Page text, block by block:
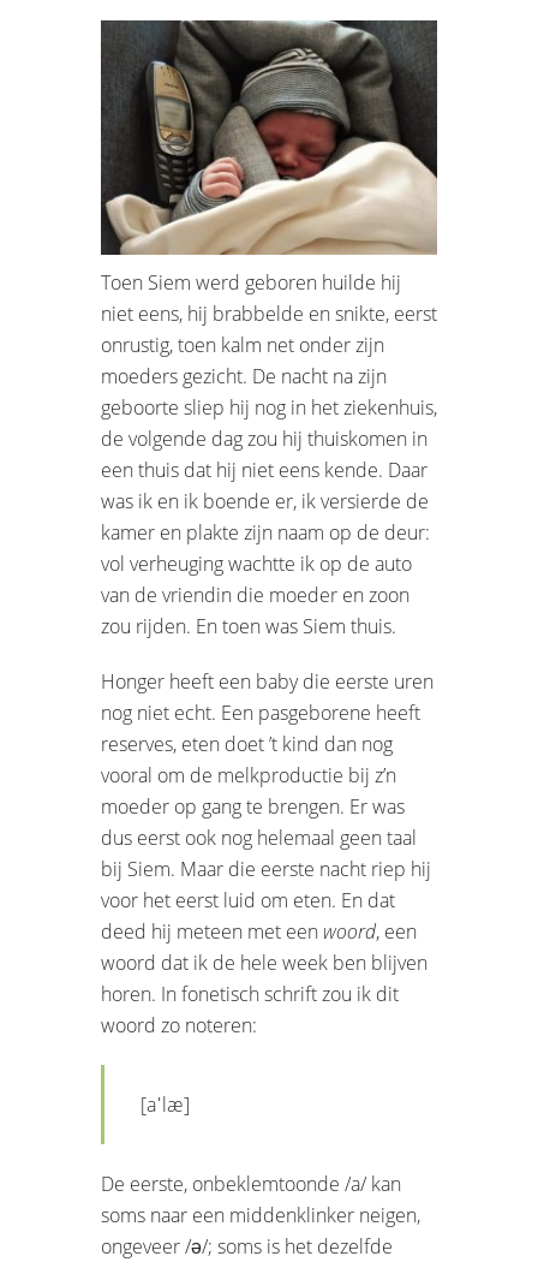
Toen Siem werd geboren huilde hij
niet eens, hij brabbelde en snikte, eerst
onrustig, toen kalm net onder zijn
moeders gezicht. De nacht na zijn
geboorte sliep hij nog in het ziekenhuis,
de volgende dag zou hij thuiskomen in
een thuis dat hij niet eens kende. Daar
was ik en ik boende er, ik versierde de
kamer en plakte zijn naam op de deur:
vol verheuging wachtte ik op de auto
van de vriendin die moeder en zoon
zou rijden. En toen was Siem thuis.
Honger heeft een baby die eerste uren
nog niet echt. Een pasgeborene heeft
reserves, eten doet ’t kind dan nog
vooral om de melkproductie bij z’n
moeder op gang te brengen. Er was
dus eerst ook nog helemaal geen taal
bij Siem. Maar die eerste nacht riep hij
voor het eerst luid om eten. En dat
deed hij meteen met een woord, een
woord dat ik de hele week ben blijven
horen. In fonetisch schrift zou ik dit
woord zo noteren:
[aˈlæ]
De eerste, onbeklemtoonde /a/ kan
soms naar een middenklinker neigen,
ongeveer /ə/; soms is het dezelfde